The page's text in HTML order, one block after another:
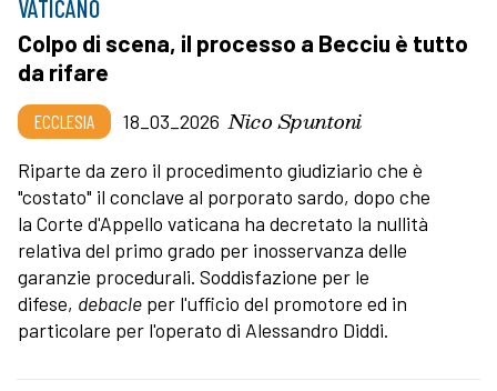
VATICANO
Colpo di scena, il processo a Becciu è tutto
da rifare
ECCLESIA 18_03_2026 Nico Spuntoni
Riparte da zero il procedimento giudiziario che è
"costato" il conclave al porporato sardo, dopo che
la Corte d'Appello vaticana ha decretato la nullità
relativa del primo grado per inosservanza delle
garanzie procedurali. Soddisfazione per le
difese, debacle per l'ufficio del promotore ed in
particolare per l'operato di Alessandro Diddi.